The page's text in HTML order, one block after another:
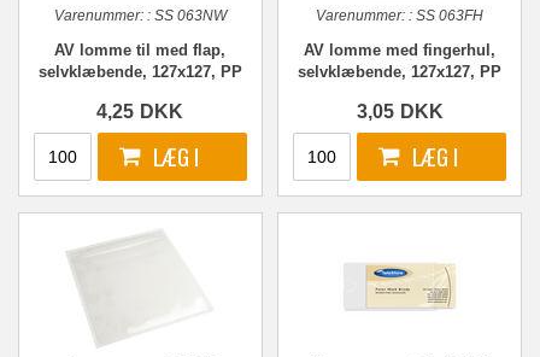
Varenummer:: SS 063NW
AV lomme til med flap,
selvklæbende, 127x127, PP
4,25 DKK
Varenummer: : SS 063FH
AV lomme med fingerhul,
selvklæbende, 127x127, PP
3,05 DKK